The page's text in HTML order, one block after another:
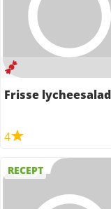
Frisse
4
RECEPT